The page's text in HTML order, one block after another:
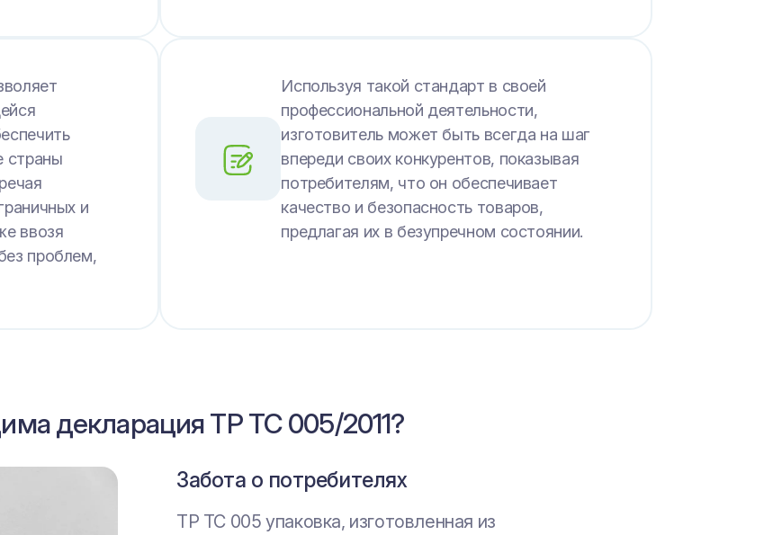
страны
и
ввозя
проблем,
Используя такой стандарт в своей
профессиональной деятельности,
изготовитель может быть всегда на шаг
впереди своих конкурентов, показывая
потребителям, что он обеспечивает
качество и безопасность товаров,
предлагая их в безупречном состоянии.
декларация ТР ТС 005/2011?
Забота о потребителях
ТР ТС 005 упаковка, изготовленная из
Соблюдение законодательства
ТР ТС 005 2011 о безопасности упаковки является
Развитие бизнеса
ТР ТС 005 2011 о безопасности упаковки позволяет